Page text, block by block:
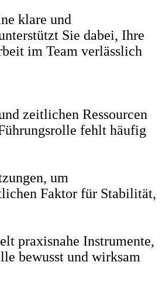
klare und
Sie dabei, Ihre
im Team verlässlich
zeitlichen Ressourcen
fehlt häufig
um
Faktor für Stabilität,
praxisnahe Instrumente,
bewusst und wirksam